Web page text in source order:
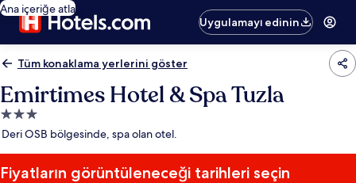
Ana içeriğe atla
Uygulamayı edinin
Tüm konaklama yerlerini göster
Emirtimes Hotel & Spa Tuzla
3.0
yıldızlı
yeri
Deri OSB bölgesinde, spa olan otel.
Fiyatların görüntüleneceği tarihleri seçin